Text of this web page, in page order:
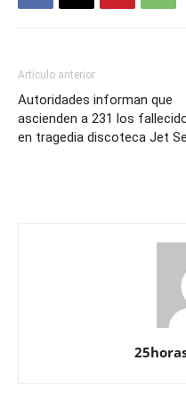
Artículo anterior
Autoridades informan que
ascienden a 231 los
en tragedia discoteca Jet